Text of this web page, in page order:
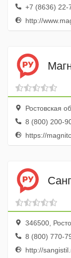
+7 (8636) 22-
http://
Ростовская область,
8 (800) 200-
https://
346500,
8 (800) 770-
http://